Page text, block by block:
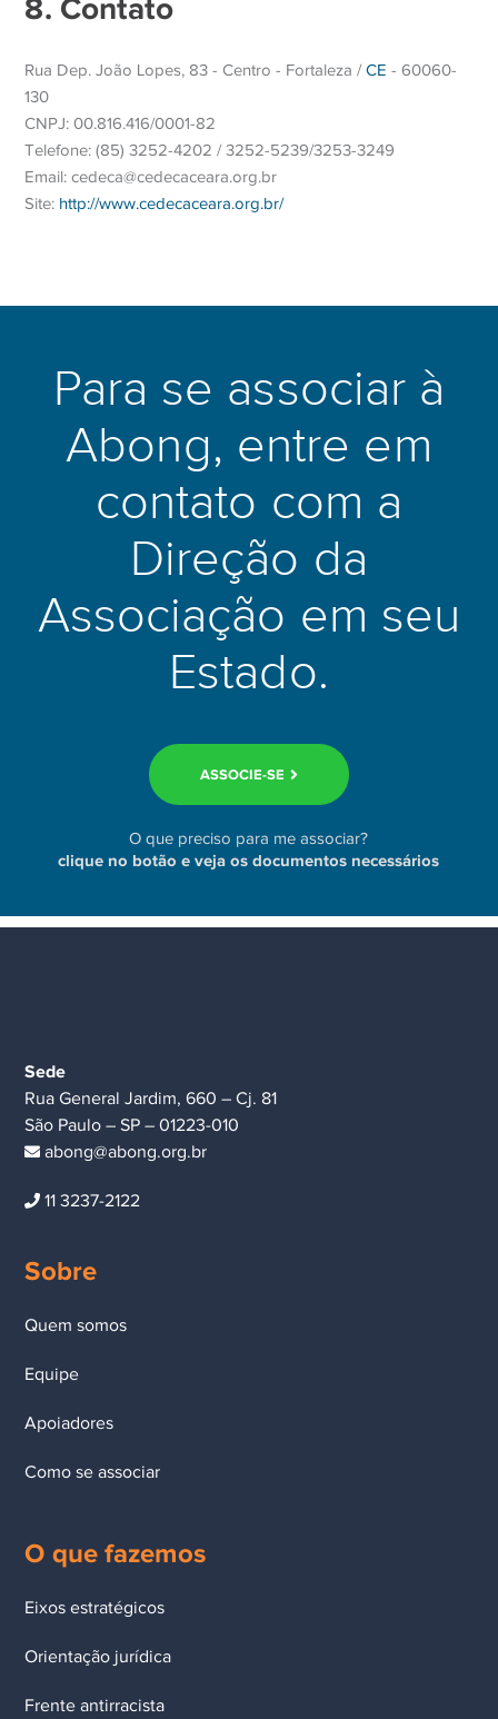
8. Contato
Rua Dep. João Lopes, 83 - Centro - Fortaleza /CE - 60060-
130
CNPJ: 00.816.416/0001-82
Telefone: (85) 3252-4202 / 3252-5239/3253-3249
Email: cedeca@cedecaceara.org.br
Site: http://www.cedecaceara.org.br/
Para se associar à
Abong, entre em
contato com a
Direção da
Associação em seu
Estado.
ASSOCIE-SE
O que preciso para me associar?
clique no botão e veja os documentos necessários
Sede
Rua General Jardim, 660 – Cj. 81
São Paulo – SP – 01223-010
abong@abong.org.br
11 3237-2122
Sobre
Quem somos
Equipe
Apoiadores
Como se associar
O que fazemos
Eixos estratégicos
Orientação jurídica
Frente antirracista